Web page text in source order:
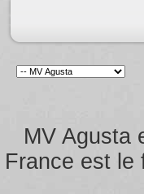
MV Agusta
France est le